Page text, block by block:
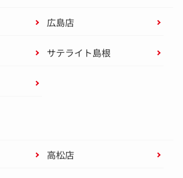
広島店
サテライト島根
高松店